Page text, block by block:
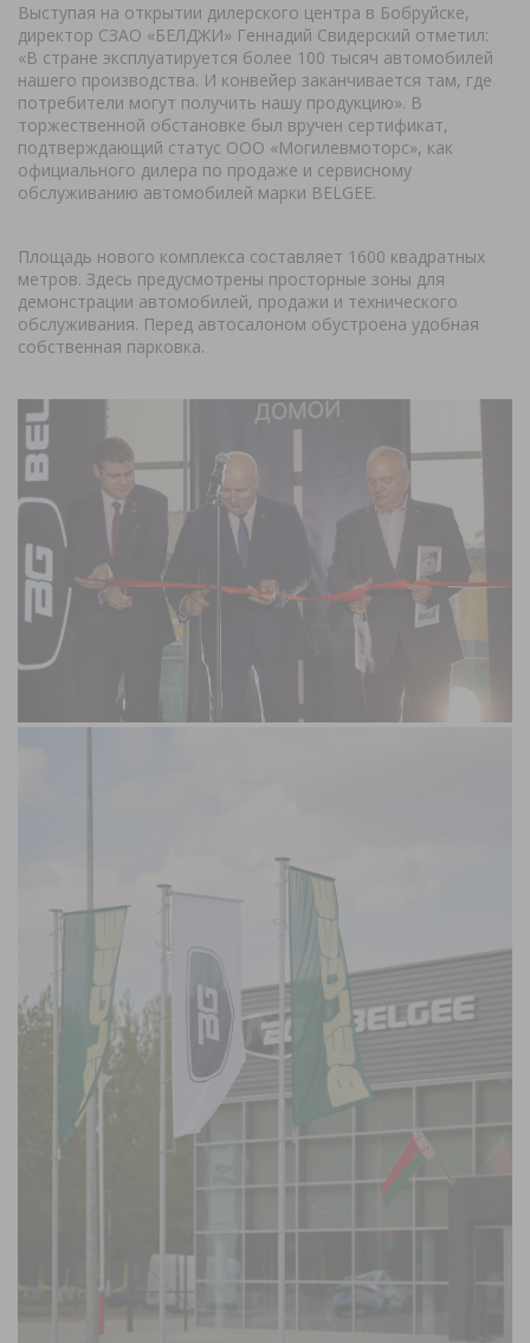
Выступая на открытии дилерского центра в Бобруйске,
директор СЗАО «БЕЛДЖИ» Геннадий Свидерский отметил:
«В стране эксплуатируется более 100 тысяч автомобилей
нашего производства. И конвейер заканчивается там, где
потребители могут получить нашу продукцию». В
торжественной обстановке был вручен сертификат,
подтверждающий статус ООО «Могилевмоторс», как
официального дилера по продаже и сервисному
обслуживанию автомобилей марки BELGEE.
Площадь нового комплекса составляет 1600 квадратных
метров. Здесь предусмотрены просторные зоны для
демонстрации автомобилей, продажи и технического
обслуживания. Перед автосалоном обустроена удобная
собственная парковка.